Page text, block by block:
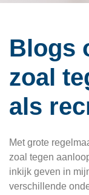
Blogs
zoal
als
Met grote
zoal tegen
inkijk geven in
verschillende